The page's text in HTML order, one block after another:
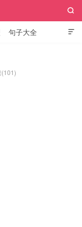

句子大全

(101)